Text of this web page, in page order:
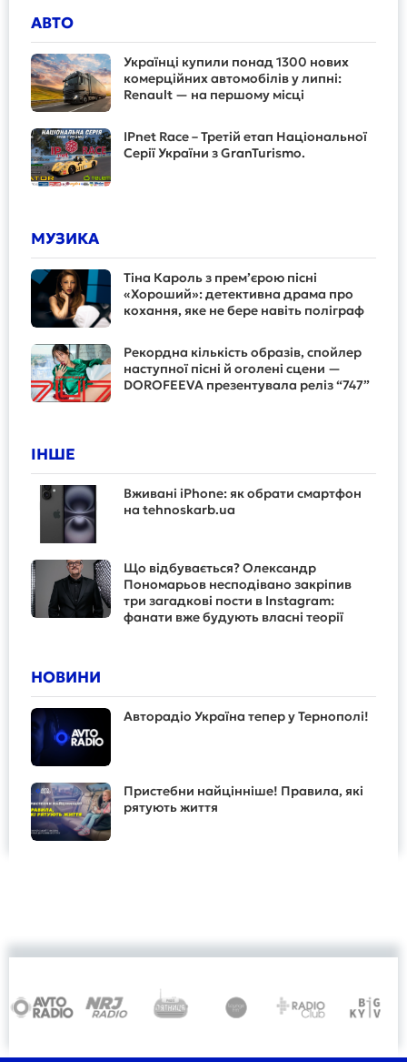
АВТО
Українці купили понад 1300 нових
комерційних автомобілів у липні:
Renault — на першому місці
IPnet Race – Третій етап Національної
Серії України з GranTurismo.
МУЗИКА
Тіна Кароль з прем’єрою пісні
«Хороший»: детективна драма про
кохання, яке не бере навіть поліграф
Рекордна кількість образів, спойлер
наступної пісні й оголені сцени —
DOROFEEVA презентувала реліз “747”
ІНШЕ
Вживані iPhone: як обрати смартфон
на tehnoskarb.ua
Що відбувається? Олександр
Пономарьов несподівано закріпив
три загадкові пости в Instagram:
фанати вже будують власні теорії
НОВИНИ
Авторадіо Україна тепер у Тернополі!
Пристебни найцінніше! Правила, які
рятують життя